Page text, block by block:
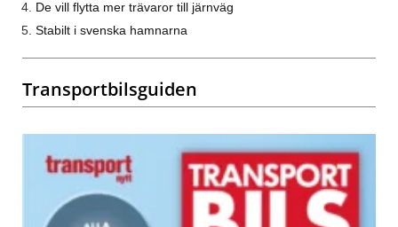
De vill flytta mer trävaror till järnväg
Stabilt i svenska hamnarna
Transportbilsguiden